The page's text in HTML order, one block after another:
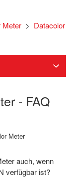
Meter
Datacolor
- FAQ
Meter
auch, wenn
verfügbar ist?